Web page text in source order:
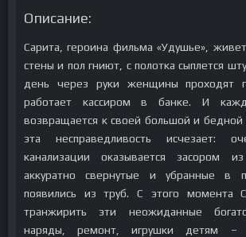
Описание:
Сарита, героина фильма «Удушье»,
стены и пол гниют, с полотка сыплется
день через руки женщины проходят
работает кассиром в банке. И
возвращается к своей большой и
эта несправедливость исчезает:
канализации оказывается засором
аккуратно свернутые и убранные в
появились из труб. С этого момента
транжирить эти неожиданные
наряды, ремонт, игрушки детям